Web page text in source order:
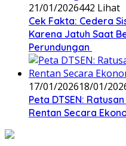
21/01/2026442 Lihat
Cek Fakta: Cedera
Karena Jatuh Saat
Perundungan ‎
17/01/202618/01/
‎Peta DTSEN:
Rentan Secara